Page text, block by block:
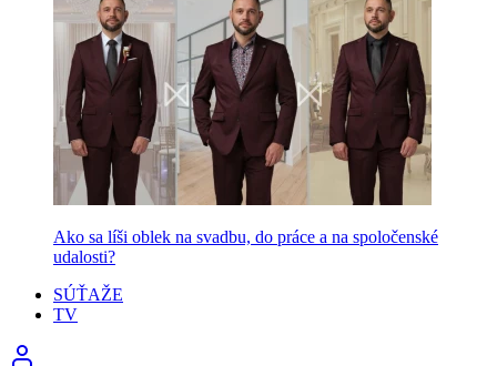
Ako sa líši oblek na svadbu, do práce a na spoločenské
udalosti?
SÚŤAŽE
TV